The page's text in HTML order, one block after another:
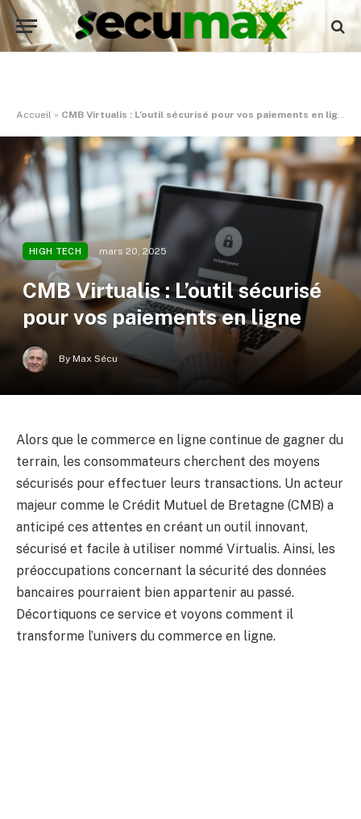
Accueil » CMB Virtualis : L’outil sécurisé pour vos paiements en ligne
HIGH TECH mars 20, 2025
CMB Virtualis : L’outil sécurisé
pour vos paiements en ligne
By Max Sécu
Alors que le commerce en ligne continue de gagner du
terrain, les consommateurs cherchent des moyens
sécurisés pour effectuer leurs transactions. Un acteur
majeur comme le Crédit Mutuel de Bretagne (CMB) a
anticipé ces attentes en créant un outil innovant,
sécurisé et facile à utiliser nommé Virtualis. Ainsi, les
préoccupations concernant la sécurité des données
bancaires pourraient bien appartenir au passé.
Décortiquons ce service et voyons comment il
transforme l’univers du commerce en ligne.